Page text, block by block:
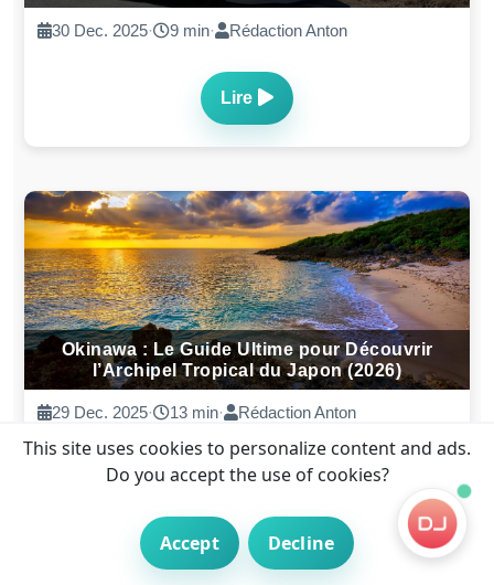
This site uses cookies to personalize content and ads.
Do you accept the use of cookies?
Accept Decline
30 Dec. 2025· 9 min· Rédaction Anton
Lire
Okinawa : Le Guide Ultime pour Découvrir
l’Archipel Tropical du Japon (2026)
29 Dec. 2025· 13 min· Rédaction Anton
Lire